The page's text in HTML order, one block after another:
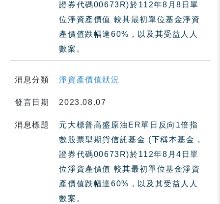
證券代碼00673R)於112年8月8日單
位淨資產價值 較其最初單位基金淨資
產價值跌幅達60%，以及其受益人人
數案。
消息分類 淨資產價值狀況
發言日期 2023.08.07
消息標題
元大標普高盛原油ER單日反向1倍指
數股票型期貨信託基金 (下稱本基金，
證券代碼00673R)於112年8月4日單
位淨資產價值 較其最初單位基金淨資
產價值跌幅達60%，以及其受益人人
數案。